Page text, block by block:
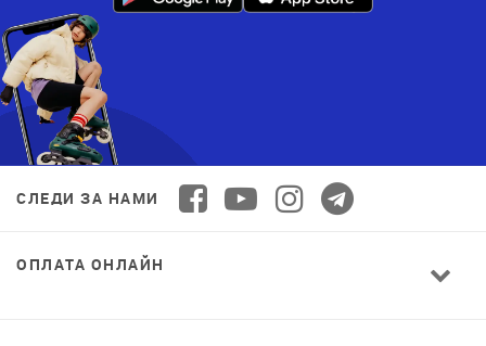
СЛЕДИ ЗА НАМИ
ОПЛАТА ОНЛАЙН